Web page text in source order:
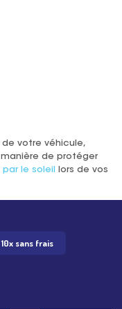
votre véhicule,
de protéger
le soleil
lors de vos
sans frais